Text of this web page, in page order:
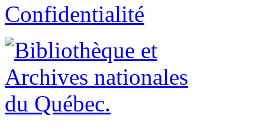
Confidentialité